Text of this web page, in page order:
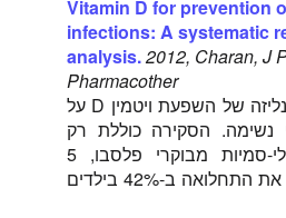
Vitamin D for prevention
infections: A systematic
analysis.2012, Charan, J
Pharmacother
סקירה שיטתית ומטא-אנליזה של השפעת ויטמין D על
נשימה. הסקירה כוללת רק
מחקרים אקראיים כפולי-סמיות מבוקרי פלסבו, 5
במספר. ויטמין D מוריד את התחלואה ב-42% בילדים